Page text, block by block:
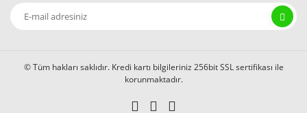
© Tüm hakları saklıdır. Kredi kartı bilgileriniz 256bit SSL sertifikası ile
korunmaktadır.